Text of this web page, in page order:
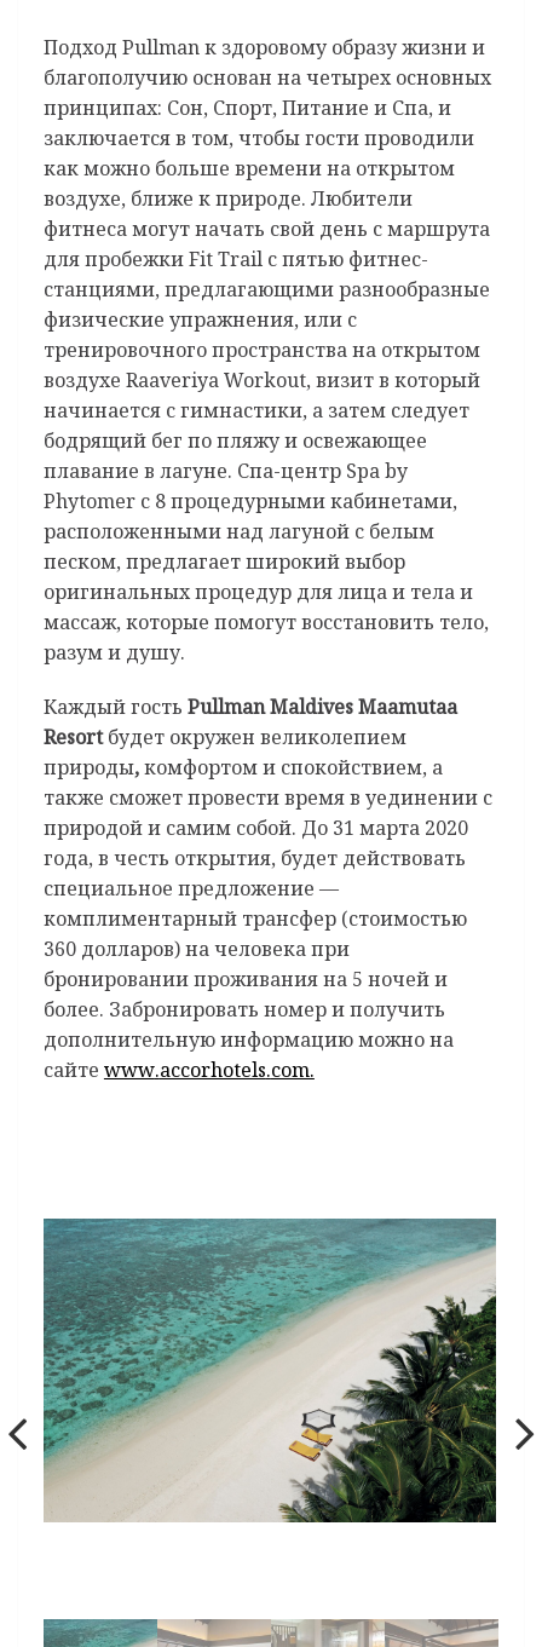
Подход Pullman к здоровому образу жизни и
благополучию основан на четырех основных
принципах: Сон, Спорт, Питание и Спа, и
заключается в том, чтобы гости проводили
как можно больше времени на открытом
воздухе, ближе к природе. Любители
фитнеса могут начать свой день с маршрута
для пробежки Fit Trail с пятью фитнес-
станциями, предлагающими разнообразные
физические упражнения, или с
тренировочного пространства на открытом
воздухе Raaveriya Workout, визит в который
начинается с гимнастики, а затем следует
бодрящий бег по пляжу и освежающее
плавание в лагуне. Спа-центр Spa by
Phytomer с 8 процедурными кабинетами,
расположенными над лагуной c белым
песком, предлагает широкий выбор
оригинальных процедур для лица и тела и
массаж, которые помогут восстановить тело,
разум и душу.
Каждый гость PullmanMaldivesMaamutaa
Resortбудет окружен великолепием
природы,комфортом и спокойствием, а
также сможет провести время в уединении с
природой и самим собой. До 31 марта 2020
года, в честь открытия, будет действовать
специальное предложение —
комплиментарный трансфер (стоимостью
360 долларов) на человека при
бронировании проживания на 5 ночей и
более. Забронировать номер и получить
дополнительную информацию можно на
сайте www.accorhotels.com.